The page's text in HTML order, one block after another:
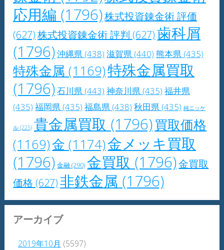
応用編 (1796)株式投資錬金術 評価
(627)株式投資錬金術 評判 (627)歯科屑
(1796)沖縄県 (438) 滋賀県 (440) 熊本県 (435)
特殊金属 (1169)特殊金属買取
(1796)石川県 (443) 神奈川県 (435) 福井県
(435) 福岡県 (435) 福島県 (438) 秋田県 (435) 純ニッケ
ル (225) 貴金属買取 (1796)買取価格
(1169)金 (1174)金メッキ買取
(1796) 金融(290) 金買取 (1796)金買取
価格 (627)非鉄金属 (1796)
アーカイブ
2019年10月 (5597)